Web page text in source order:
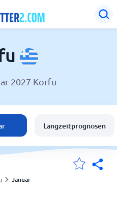
2027 Korfu
Langzeitprognosen
Januar